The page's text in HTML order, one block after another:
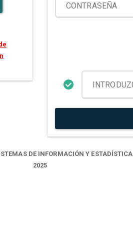
DE INFORMACIÓN Y ESTADÍSTICA
2025